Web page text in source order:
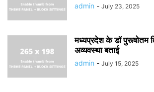
admin - July 23, 2025
मध्यप्रदेश के डॉ पुरूषोतम
अव्यवस्था बताई
admin - July 15, 2025